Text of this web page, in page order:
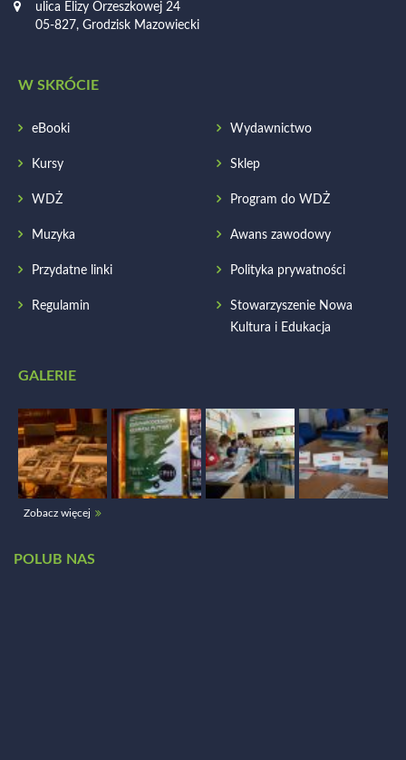
ulica Elizy Orzeszkowej 24
05-827, Grodzisk Mazowiecki
W SKRÓCIE
eBooki Wydawnictwo
Kursy Sklep
WDŻ Program do WDŻ
Muzyka Awans zawodowy
Przydatne linki Polityka prywatności
Regulamin
Stowarzyszenie Nowa
Kultura i Edukacja
GALERIE
Zobacz więcej
POLUB NAS